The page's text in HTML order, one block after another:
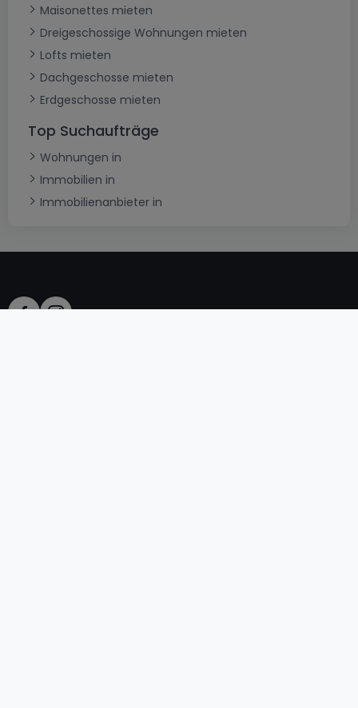
Maisonettes mieten
Dreigeschossige Wohnungen mieten
Lofts mieten
Dachgeschosse mieten
Erdgeschosse mieten
Top Suchaufträge
Wohnungen in
Immobilien in
Immobilienanbieter in